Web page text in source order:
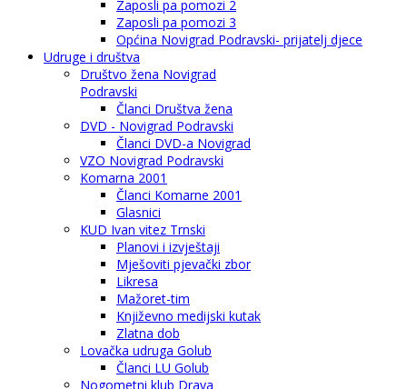
Zaposli pa pomozi 2
Zaposli pa pomozi 3
Općina Novigrad Podravski- prijatelj djece
Udruge i društva
Društvo žena Novigrad
Podravski
Članci Društva žena
DVD - Novigrad Podravski
Članci DVD-a Novigrad
VZO Novigrad Podravski
Komarna 2001
Članci Komarne 2001
Glasnici
KUD Ivan vitez Trnski
Planovi i izvještaji
Mješoviti pjevački zbor
Likresa
Mažoret-tim
Književno medijski kutak
Zlatna dob
Lovačka udruga Golub
Članci LU Golub
Nogometni klub Drava